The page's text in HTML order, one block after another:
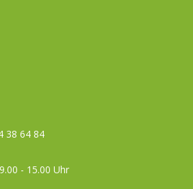
38 64 84
- 15.00 Uhr